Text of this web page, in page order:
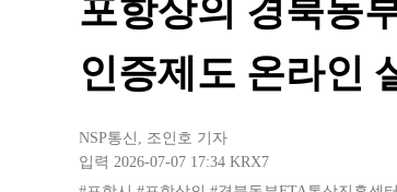
포항상의 경북동
인증제도 온라인
NSP통신 , 조인호 기자
입력 2026-07-07 17:34 KRX7